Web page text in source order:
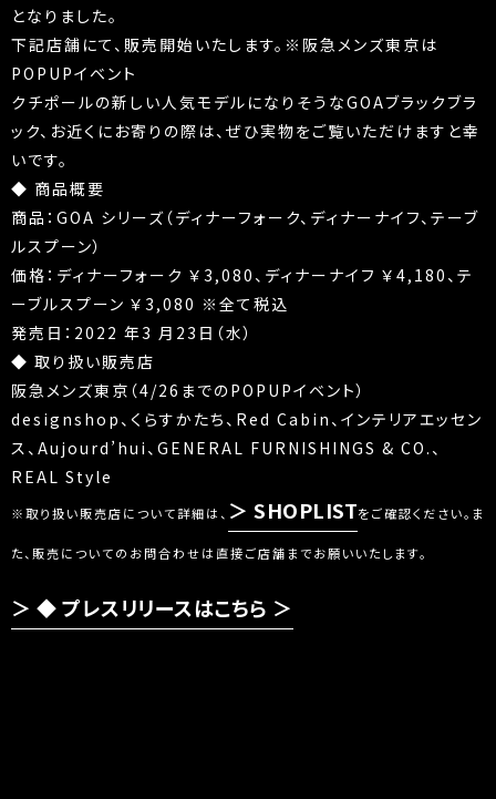
となりました。
下記店舗にて、販売開始いたします。※阪急メンズ東京は
POPUPイベント
クチポールの新しい人気モデルになりそうなGOAブラックブラ
ック、お近くにお寄りの際は、ぜひ実物をご覧いただけますと幸
いです。
◆ 商品概要
商品：GOA シリーズ（ディナーフォーク、ディナーナイフ、テーブ
ルスプーン）
価格：ディナーフォーク ￥3,080、ディナーナイフ ￥4,180、テ
ーブルスプーン ￥3,080 ※全て税込
発売日：2022 年3 月23日（水）
◆ 取り扱い販売店
阪急メンズ東京（4/26までのPOPUPイベント）
designshop、くらすかたち、Red Cabin、インテリアエッセン
ス、Aujourd’hui、GENERAL FURNISHINGS & CO.、
REAL Style
※取り扱い販売店について詳細は、 SHOPLISTをご確認ください。ま
た、販売についてのお問合わせは直接ご店舗までお願いいたします。
◆ プレスリリースはこちら ＞